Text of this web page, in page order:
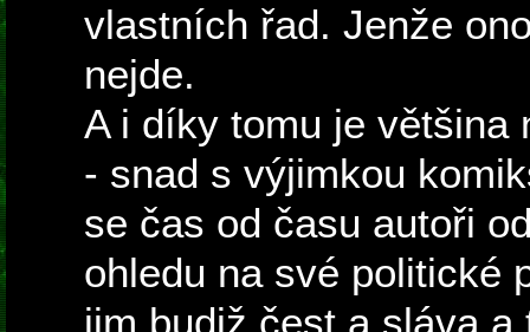
vlastních řad. Jenže
nejde.
A i díky tomu je většina
- snad s výjimkou
se čas od času autoři
ohledu na své politické
jim budiž čest a sláva